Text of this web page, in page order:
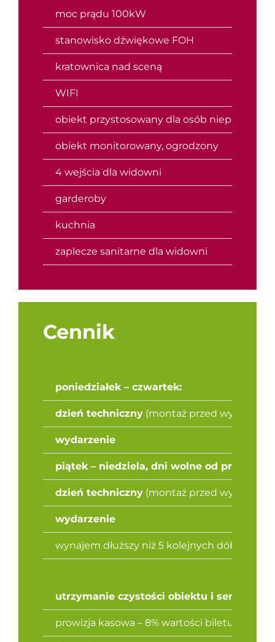
moc prądu 100kW
stanowisko dźwiękowe FOH
kratownica nad sceną
WIFI
obiekt przystosowany dla osób
obiekt monitorowany, ogrodzony
4 wejścia dla widowni
garderoby
kuchnia
zaplecze sanitarne dla widowni
Cennik
poniedziałek – czwartek:
dzień techniczny (montaż przed
wydarzenie
piątek – niedziela, dni wolne od pracy:
dzień techniczny (montaż przed
wydarzenie
wynajem dłuższy niż 5 kolejnych dób –
utrzymanie czystości obiektu i serwis
prowizja kasowa – 8% wartości biletu